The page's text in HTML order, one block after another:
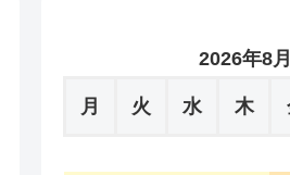
2026年8月
月 火 水 木